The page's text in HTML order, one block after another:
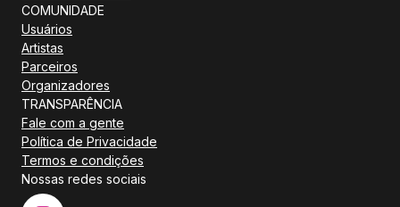
COMUNIDADE
Usuários
Artistas
Parceiros
Organizadores
TRANSPARÊNCIA
Fale com a gente
Política de Privacidade
Termos e condições
Nossas redes sociais